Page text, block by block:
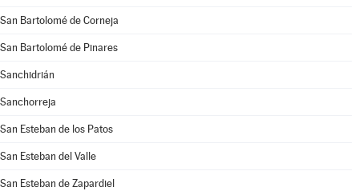
San Bartolomé de Corneja
San Bartolomé de Pinares
Sanchidrián
Sanchorreja
San Esteban de los Patos
San Esteban del Valle
San Esteban de Zapardiel